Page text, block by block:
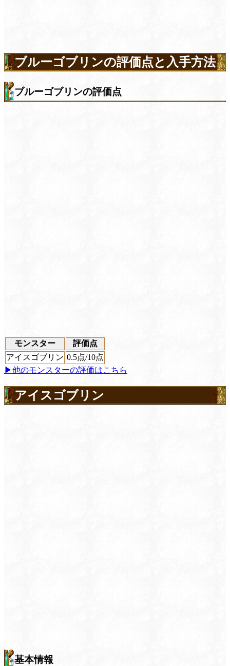
ブルーゴブリンの評価点と入手方法
ブルーゴブリンの評価点
モンスター
評価点
アイスゴブリン 0.5点/10点
▶他のモンスターの評価はこちら
アイスゴブリン
基本情報